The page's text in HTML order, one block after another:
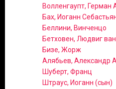
Волленгаупт, Герман
Бах, Иоганн
Беллини, Винченцо
Бетховен, Людвиг ван
Бизе, Жорж
Алябьев, Александр
Шуберт, Франц
Штраус, Иоганн (сын)